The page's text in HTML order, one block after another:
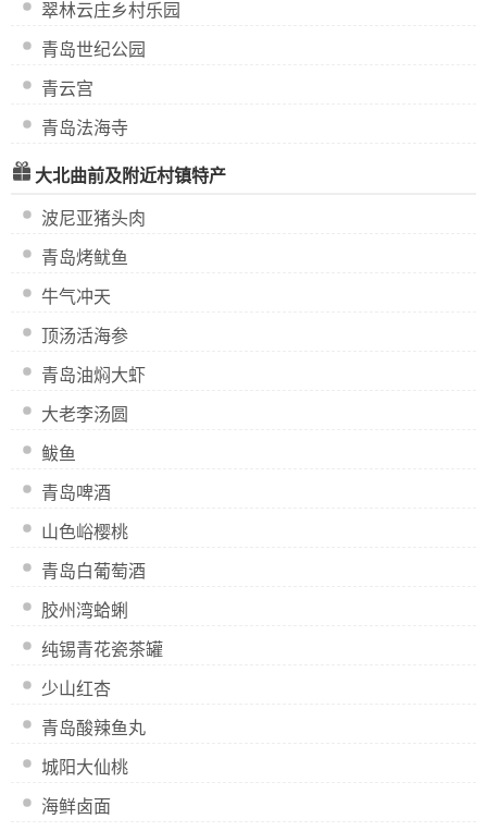
翠林云庄乡村乐园
青岛世纪公园
青云宫
青岛法海寺
大北曲前及附近村镇特产
波尼亚猪头肉
青岛烤鱿鱼
牛气冲天
顶汤活海参
青岛油焖大虾
大老李汤圆
鲅鱼
青岛啤酒
山色峪樱桃
青岛白葡萄酒
胶州湾蛤蜊
纯锡青花瓷茶罐
少山红杏
青岛酸辣鱼丸
城阳大仙桃
海鲜卤面